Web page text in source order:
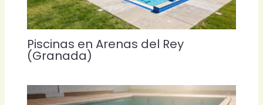
Piscinas en Arenas del Rey
(Granada)